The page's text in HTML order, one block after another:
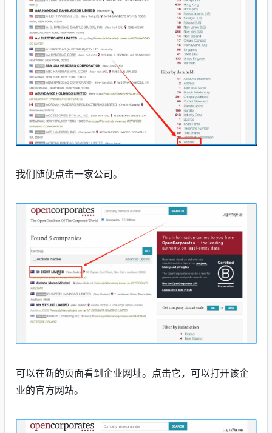
我们随便点击一家公司。
可以在新的页面看到企业网址。点击它，可以打开该企
业的官方网站。